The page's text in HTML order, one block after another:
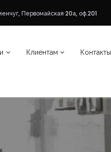
Первомайская 20а, оф.201
Клиентам Контакты